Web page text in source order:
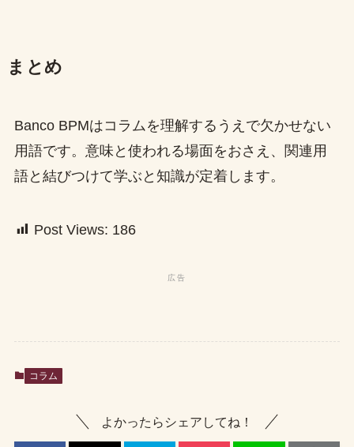
まとめ
Banco BPMはコラムを理解するうえで欠かせない
用語です。意味と使われる場面をおさえ、関連用
語と結びつけて学ぶと知識が定着します。
Post Views: 186
コラム
よかったらシェアしてね！